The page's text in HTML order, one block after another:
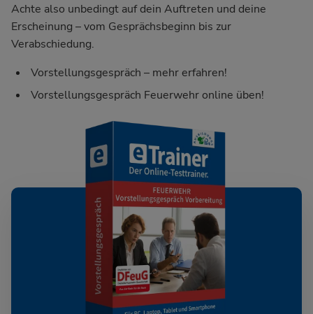
Achte also unbedingt auf dein Auftreten und deine
Erscheinung – vom Gesprächsbeginn bis zur
Verabschiedung.
Vorstellungsgespräch – mehr erfahren!
Vorstellungsgespräch Feuerwehr online üben!